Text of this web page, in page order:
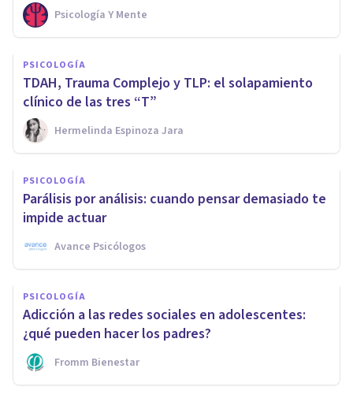
Psicología Y Mente
PSICOLOGÍA
TDAH, Trauma Complejo y TLP: el solapamiento
clínico de las tres “T”
Hermelinda Espinoza Jara
PSICOLOGÍA
Parálisis por análisis: cuando pensar demasiado te
impide actuar
Avance Psicólogos
PSICOLOGÍA
Adicción a las redes sociales en adolescentes:
¿qué pueden hacer los padres?
Fromm Bienestar